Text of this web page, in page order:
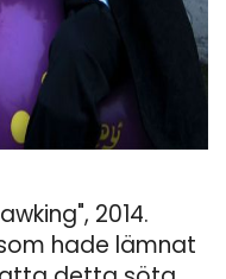
2014.
hade lämnat